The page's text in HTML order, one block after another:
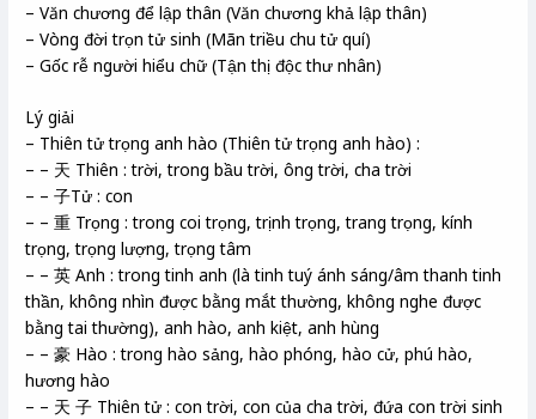
– Văn chương để lập thân (Văn chương khả lập thân)
– Vòng đời trọn tử sinh (Mãn triều chu tử quí)
– Gốc rễ người hiểu chữ (Tận thị độc thư nhân)
Lý giải
– Thiên tử trọng anh hào (Thiên tử trọng anh hào) :
– – 天 Thiên : trời, trong bầu trời, ông trời, cha trời
– – 子Tử : con
– – 重 Trọng : trong coi trọng, trịnh trọng, trang trọng, kính
trọng, trọng lượng, trọng tâm
– – 英 Anh : trong tinh anh (là tinh tuý ánh sáng/âm thanh tinh
thần, không nhìn được bằng mắt thường, không nghe được
bằng tai thường), anh hào, anh kiệt, anh hùng
– – 豪 Hào : trong hào sảng, hào phóng, hào cử, phú hào,
hương hào
– – 天 子 Thiên tử : con trời, con của cha trời, đứa con trời sinh